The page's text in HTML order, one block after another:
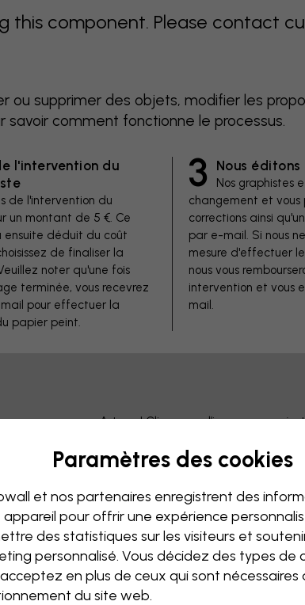
this component. Please contact
ou supprimer des objets, modifier les
comment fonctionne le processus.
l'intervention du
de l'intervention du
un montant de 5 €. Ce
ensuite déduit du coût
de finaliser la
noter qu'une fois
terminée, vous recevrez
pour effectuer la
papier peint.
3 Nous
Nos graphistes
changement et vous
corrections ainsi
par e-mail. Si nous
mesure d'effectuer
nous vous
intervention et vous
mail.
Astuce ! Cliquez sur l’image pour
Paramètres des cookies
et nos partenaires enregistrent des
pour offrir une expérience
des statistiques sur les visiteurs et
personnalisé. Vous décidez des types de
en plus de ceux qui sont nécessaires
du site web.